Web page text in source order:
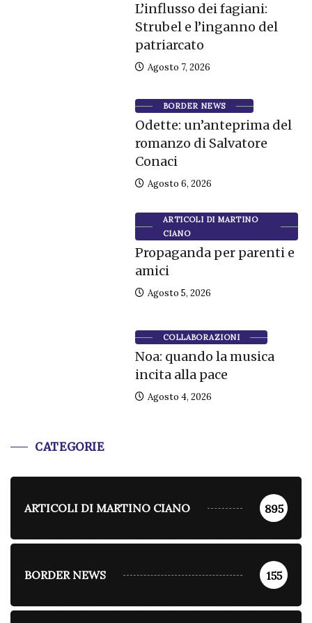
L’influsso dei fagiani:
Strubel e l’inganno del
patriarcato
Agosto 7, 2026
BORDER NEWS
Odette: un’anteprima del
romanzo di Salvatore
Conaci
Agosto 6, 2026
ARTICOLI DI MARTINO
CIANO
Propaganda per parenti e
amici
Agosto 5, 2026
COLLABORAZIONI
Noa: quando la musica
incita alla pace
Agosto 4, 2026
CATEGORIE
ARTICOLI DI MARTINO CIANO 895
BORDER NEWS 155